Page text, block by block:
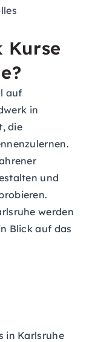
Kurse
auf
in
die
und
werden
Blick auf das
in Karlsruhe